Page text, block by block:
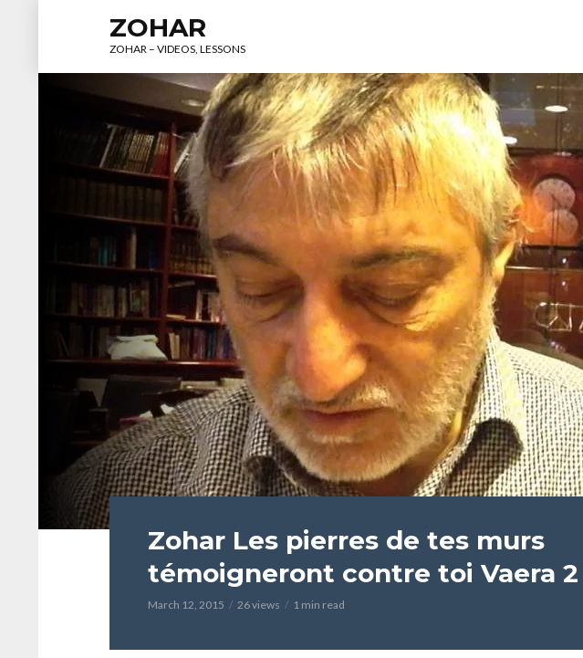
ZOHAR
ZOHAR – VIDEOS, LESSONS
Zohar Les pierres de tes murs
témoigneront contre toi Vaera 2
March 12, 2015 26 views 1 min read